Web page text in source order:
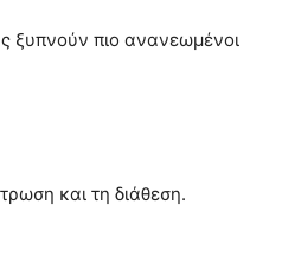
ξυπνούν πιο ανανεωμένοι
και τη διάθεση.